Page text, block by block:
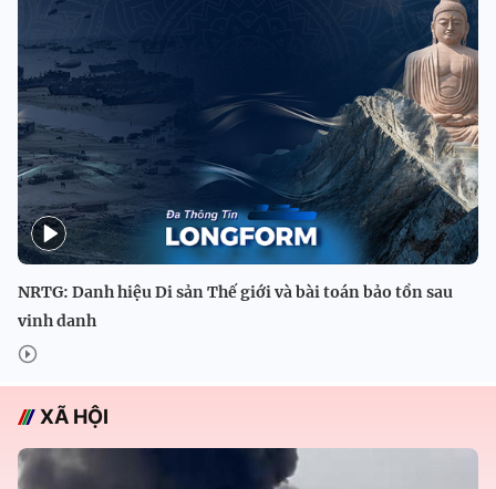
NRTG: Danh hiệu Di sản Thế giới và bài toán bảo tồn sau
vinh danh
XÃ HỘI